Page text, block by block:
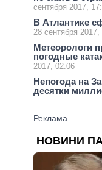
сентября 2017,
В Атлантике
28 сентября 2017,
Метеорологи
погодные
2017, 02:06
Непогода на
десятки